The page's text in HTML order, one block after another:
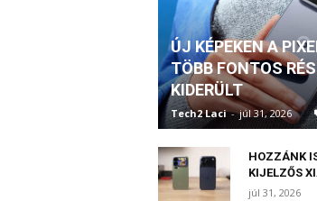
ÚJ KÉPEKEN A
TÖBB FONTOS
KIDERÜLT
Tech2 Laci - júl 31, 2026
HOZZÁNK
KIJELZŐS
júl 31, 2026